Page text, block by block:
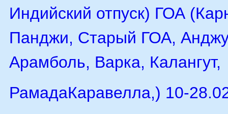
Индийский отпуск) ГОА
Панджи, Старый ГОА,
Арамболь, Варка, Калангут,
РамадаКаравелла,) 10-